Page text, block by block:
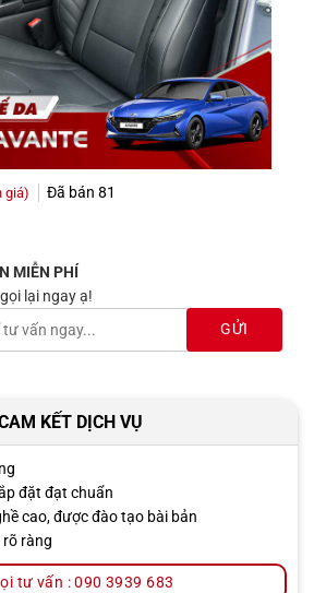
giá) Đã bán 81
MIỄN PHÍ
lại ngay ạ!
KẾT DỊCH VỤ
đặt đạt chuẩn
cao, được đào tạo bài bản
rõ ràng
tư vấn : 090 3939 683